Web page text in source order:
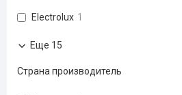
Electrolux 1
Еще 15
Страна производитель